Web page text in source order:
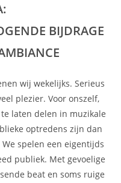
BIJDRAGE
wij wekelijks. Serieus
plezier. Voor onszelf,
laten delen in muzikale
optredens zijn dan
spelen een eigentijds
publiek. Met gevoelige
beat en soms ruige